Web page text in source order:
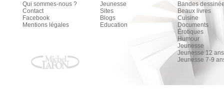
Qui sommes-nous ?
Contact
Facebook
Mentions légales
Jeunesse
Sites
Blogs
Education
Bandes
Beaux livres
Cuisine
Documents
Érotiques
Humour
Jeunesse
Jeunesse 12
Jeunesse 7-9